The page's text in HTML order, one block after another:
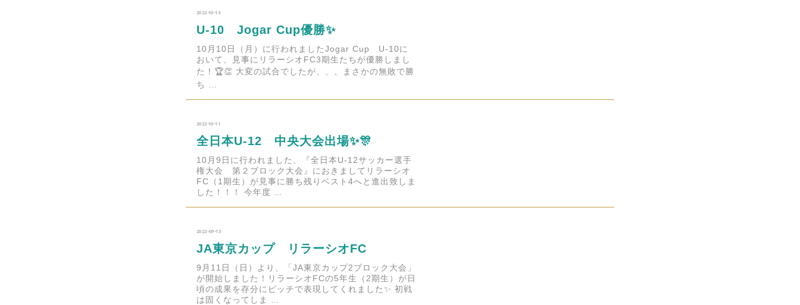
U-10 Jogar Cup優勝✨
2022-10-13
10月10日（月）に行われましたJogar Cup U-10に
おいて、見事にリラーシオFC3期生たちが優勝しまし
た！🏆👏 大変の試合でしたが、、、まさかの無敗で勝
ち …
全日本U-12 中央大会出場✨🎊
2022-10-11
10月9日に行われました、『全日本U-12サッカー選手
権大会 第２ブロック大会』におきましてリラーシオ
FC（1期生）が見事に勝ち残りベスト4へと進出致しま
した！！！ 今年度 …
JA東京カップ リラーシオFC
2022-09-13
9月11日（日）より、「JA東京カップ2ブロック大会」
が開始しました！リラーシオFCの5年生（2期生）が日
頃の成果を存分にピッチで表現してくれました✨ 初戦
は固くなってしま …